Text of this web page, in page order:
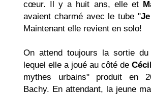
cœur. Il y a huit ans, elle et
avaient charmé avec le tube "
Maintenant elle revient en solo!
On attend toujours la sortie
lequel elle a joué au côté de
mythes urbains" produit en
Bachy. En attendant, la jeune